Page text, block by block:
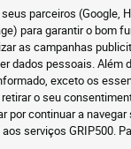
seus parceiros
para garantir o bom
as campanhas
dados pessoais. Além
exceto os
o seu
por continuar a
serviços GRIP500.